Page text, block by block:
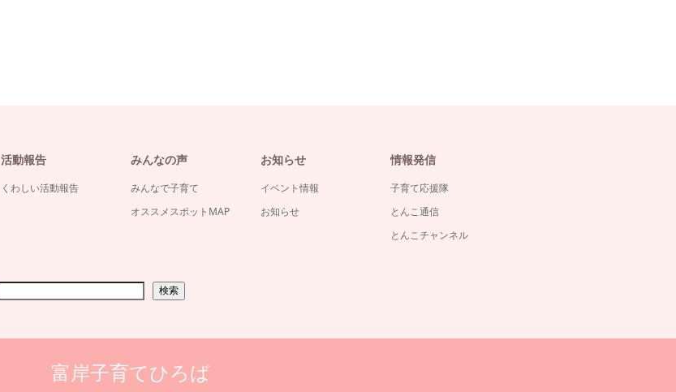
活動報告
くわしい活動報告
みんなの声
みんなで子育て
オススメスポットMAP
お知らせ
イベント情報
お知らせ
情報発信
子育て応援隊
とんこ通信
とんこチャンネル
検索
富岸子育てひろば